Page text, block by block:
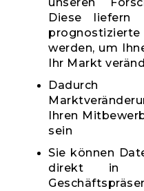
Diese liefern
werden, um
Ihr Markt
Ihren
sein
Sie können
direkt in